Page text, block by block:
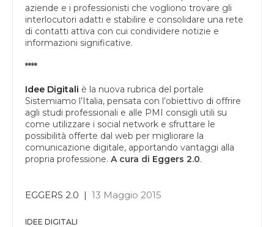
aziende e i professionisti che vogliono trovare gli
interlocutori adatti e stabilire e consolidare una rete
di contatti attiva con cui condividere notizie e
informazioni significative.
****
Idee Digitali è la nuova rubrica del portale
Sistemiamo l’Italia, pensata con l’obiettivo di offrire
agli studi professionali e alle PMI consigli utili su
come utilizzare i social network e sfruttare le
possibilità offerte dal web per migliorare la
comunicazione digitale, apportando vantaggi alla
propria professione. A cura di Eggers 2.0.
EGGERS 2.0 | 13 Maggio 2015
IDEE DIGITALI